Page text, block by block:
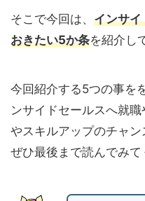
そこで今回は、 インサイ
おきたい5か条を紹介し
今回紹介する5つの事を
ンサイドセールスへ就
やスキルアップのチャン
ぜひ最後まで読んでみて